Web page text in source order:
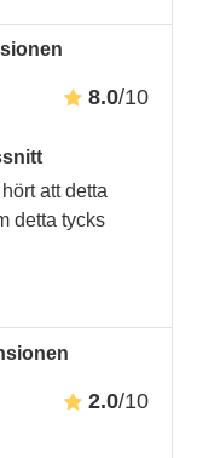
8.0/10
att detta
detta tycks
2.0/10